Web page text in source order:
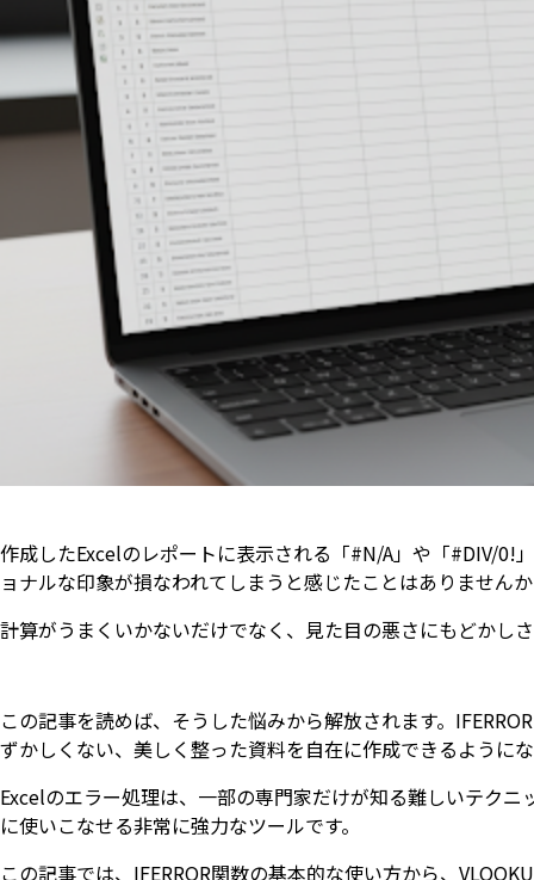
作成したExcelのレポートに表示される「#N/A」や「#DIV/0!
ョナルな印象が損なわれてしまうと感じたことはありません
計算がうまくいかないだけでなく、見た目の悪さにもどかし
この記事を読めば、そうした悩みから解放されます。
ずかしくない、美しく整った資料を自在に作成できるように
Excelのエラー処理は、一部の専門家だけが知る難しいテク
に使いこなせる非常に強力なツールです。
この記事では、IFERROR関数の基本的な使い方から、